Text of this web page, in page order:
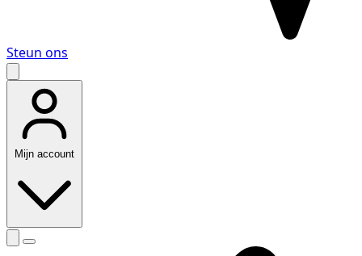
Steun ons
Mijn account